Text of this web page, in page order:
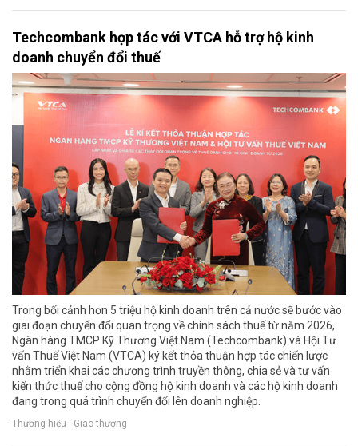
Techcombank hợp tác với VTCA hỗ trợ hộ kinh
doanh chuyển đổi thuế
Trong bối cảnh hơn 5 triệu hộ kinh doanh trên cả nước sẽ bước vào
giai đoạn chuyển đổi quan trọng về chính sách thuế từ năm 2026,
Ngân hàng TMCP Kỹ Thương Việt Nam (Techcombank) và Hội Tư
vấn Thuế Việt Nam (VTCA) ký kết thỏa thuận hợp tác chiến lược
nhằm triển khai các chương trình truyền thông, chia sẻ và tư vấn
kiến thức thuế cho cộng đồng hộ kinh doanh và các hộ kinh doanh
đang trong quá trình chuyển đổi lên doanh nghiệp.
Thương hiệu - Giao thương